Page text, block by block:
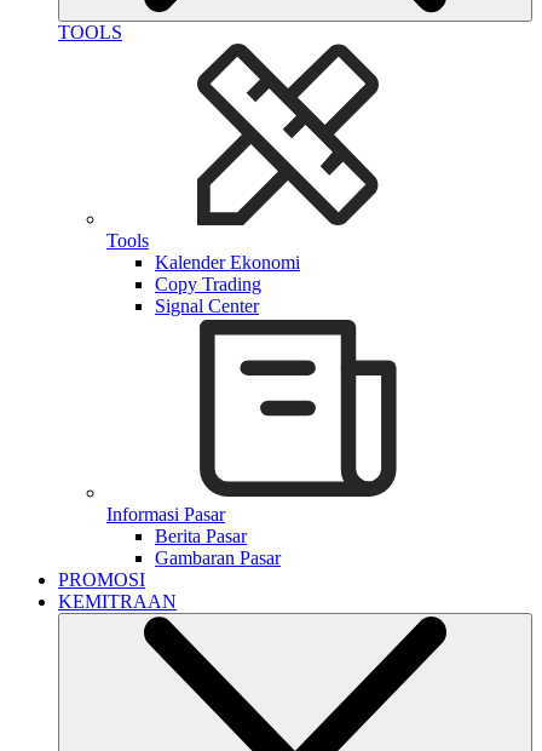
TOOLS
Tools
Kalender Ekonomi
Copy Trading
Signal Center
Informasi Pasar
Berita Pasar
Gambaran Pasar
PROMOSI
KEMITRAAN